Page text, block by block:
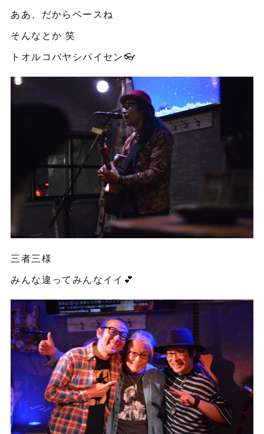
ああ、だからベースね
そんなとか 笑
トオルコバヤシパイセン👓
三者三様
みんな違ってみんなイイ💕